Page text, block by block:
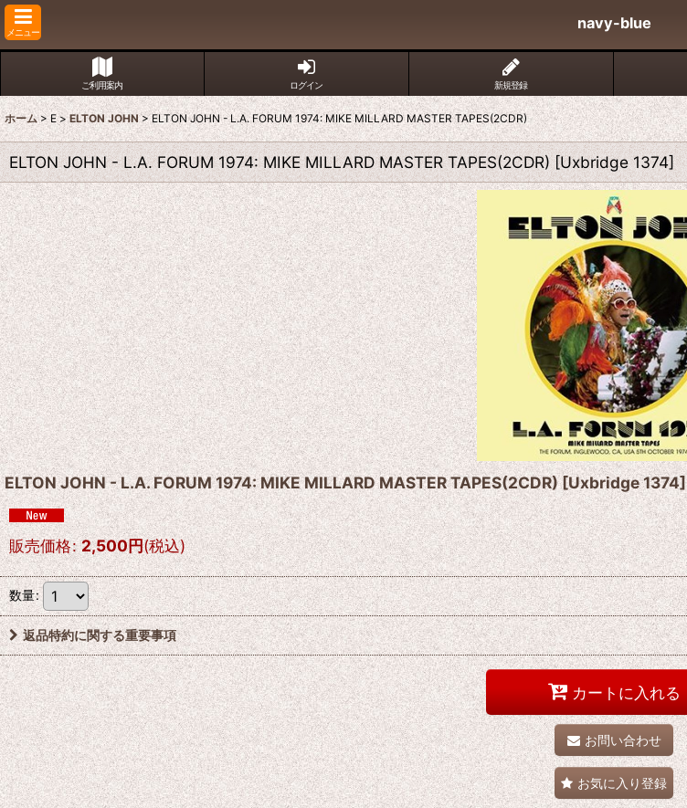
メニュー
navy-blue
ご利用案内 ログイン 新規登録
ホーム > E > ELTON JOHN > ELTON JOHN - L.A. FORUM 1974: MIKE MILLARD MASTER TAPES(2CDR)
ELTON JOHN - L.A. FORUM 1974: MIKE MILLARD MASTER TAPES(2CDR) [Uxbridge 1374]
ELTON JOHN - L.A. FORUM 1974: MIKE MILLARD MASTER TAPES(2CDR)[Uxbridge 1374]
販売価格: 2,500円(税込)
数量:
返品特約に関する重要事項
カートに入れる
お問い合わせ
お気に入り登録